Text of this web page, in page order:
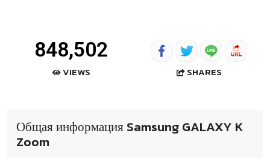
848,502
VIEWS SHARES
Общая информация Samsung GALAXY K
Zoom